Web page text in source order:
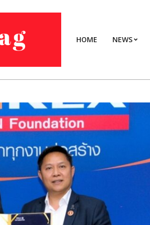
HOME NEWS